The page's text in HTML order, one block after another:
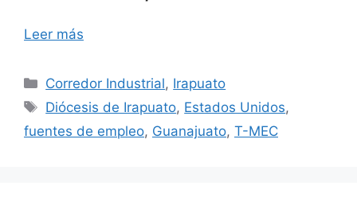
Leer más
Categorías
Corredor Industrial, Irapuato
Etiquetas
Diócesis de Irapuato, Estados Unidos,
fuentes de empleo, Guanajuato, T-MEC